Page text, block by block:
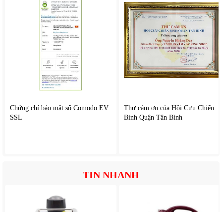
4. Công nghệ nướng đối lưu – Chín đều, giữ trọn hương vị
Lò được trang bị hệ thống quạt đối lưu giúp luân chuyển
nhiệt đều trong khoang. Điều này giúp thực phẩm chín đều
từ trong ra ngoài, hạn chế tình trạng cháy xém bên ngoài,
sống bên trong, giữ độ ẩm và hương vị tự nhiên.
Đặc biệt, các món bánh hoặc thịt nướng sẽ đạt chất lượng
chỉnh thời gian, nhiệt độ chính xác, sử dụng các chương
Chứng chỉ bảo mật số Comodo EV
SSL
Thư cảm ơn của Hội Cựu Chiến
Binh Quận Tân Bình
TIN NHANH